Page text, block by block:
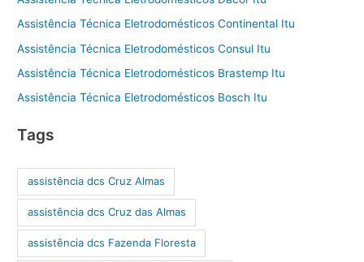
Assistência Técnica Eletrodomésticos Continental Itu
Assistência Técnica Eletrodomésticos Consul Itu
Assistência Técnica Eletrodomésticos Brastemp Itu
Assistência Técnica Eletrodomésticos Bosch Itu
Tags
assistência dcs Cruz Almas
assistência dcs Cruz das Almas
assistência dcs Fazenda Floresta